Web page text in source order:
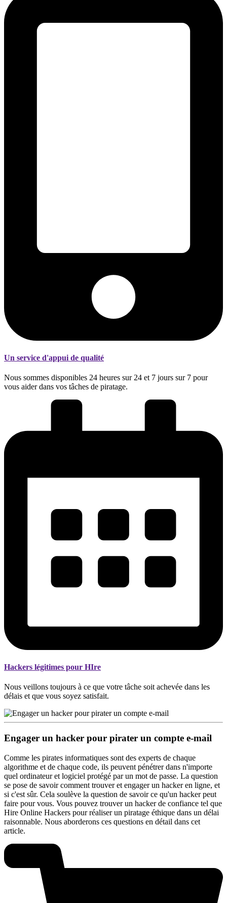
Un service d'appui de qualité
Nous sommes disponibles 24 heures sur 24 et 7 jours sur 7 pour
vous aider dans vos tâches de piratage.
Hackers légitimes pour HIre
Nous veillons toujours à ce que votre tâche soit achevée dans les
délais et que vous soyez satisfait.
Engager un hacker pour pirater un compte e-mail
Comme les pirates informatiques sont des experts de chaque
algorithme et de chaque code, ils peuvent pénétrer dans n'importe
quel ordinateur et logiciel protégé par un mot de passe. La question
se pose de savoir comment trouver et engager un hacker en ligne, et
si c'est sûr. Cela soulève la question de savoir ce qu'un hacker peut
faire pour vous. Vous pouvez trouver un hacker de confiance tel que
Hire Online Hackers pour réaliser un piratage éthique dans un délai
raisonnable. Nous aborderons ces questions en détail dans cet
article.